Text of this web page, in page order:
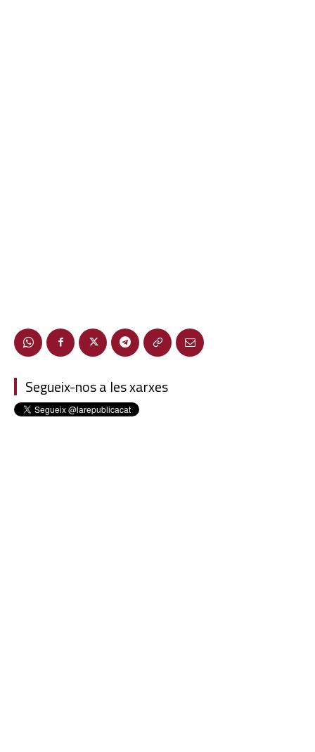
Segueix-nos a les xarxes